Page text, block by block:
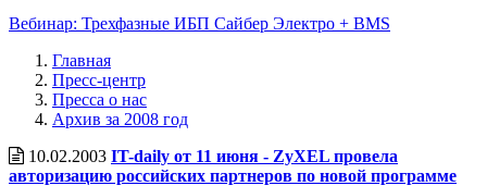
Вебинар: Трехфазные ИБП Сайбер Электро + BMS
Главная
Пресс-центр
Пресса о нас
Архив за 2008 год
10.02.2003 IT-daily от 11 июня - ZyXEL провела
авторизацию российских партнеров по новой программе